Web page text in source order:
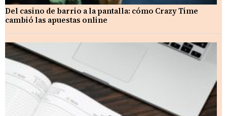
Del casino de barrio a la pantalla: cómo Crazy Time
cambió las apuestas online